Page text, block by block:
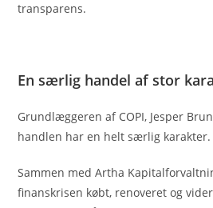
transparens.
En særlig handel af stor
Grundlæggeren af COPI, Jesper
handlen har en helt særlig karakter.
Sammen med Artha
finanskrisen købt, renoveret og